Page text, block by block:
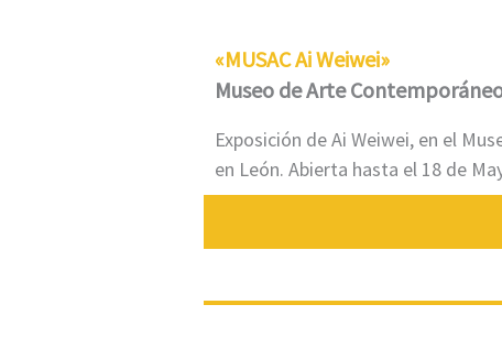
«MUSAC Ai Weiwei»
Museo de Arte
Exposición de Ai Weiwei, en el
en León. Abierta hasta el 18 de